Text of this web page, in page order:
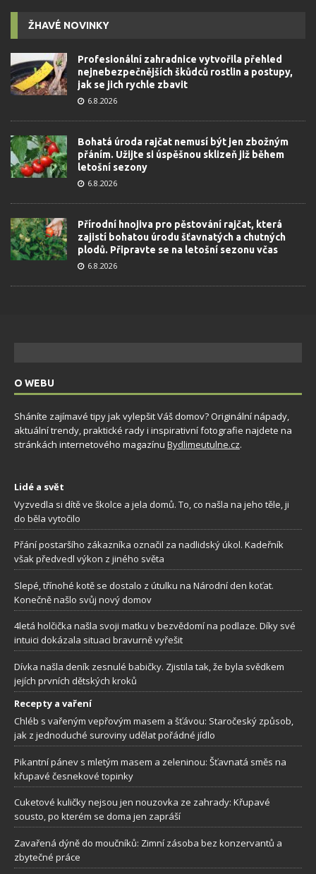
ŽHAVÉ NOVINKY
Profesionální zahradnice vytvořila přehled
nejnebezpečnějších škůdců rostlin a postupy,
jak se jich rychle zbavit
6.8.2026
Bohatá úroda rajčat nemusí být jen zbožným
přáním. Užijte si úspěšnou sklizeň již během
letošní sezony
6.8.2026
Přírodní hnojiva pro pěstování rajčat, která
zajistí bohatou úrodu šťavnatých a chutných
plodů. Připravte se na letošní sezonu včas
6.8.2026
O WEBU
Sháníte zajímavé tipy jak vylepšit Váš domov? Originální nápady,
aktuální trendy, praktické rady i inspirativní fotografie najdete na
stránkách internetového magazínu Bydlimeutulne.cz.
Lidé a svět
Vyzvedla si dítě ve školce a jela domů. To, co našla na jeho těle, ji
do běla vytočilo
Přání postaršího zákazníka označil za nadlidský úkol. Kadeřník
však předvedl výkon z jiného světa
Slepé, třínohé kotě se dostalo z útulku na Národní den koťat.
Konečně našlo svůj nový domov
4letá holčička našla svoji matku v bezvědomí na podlaze. Díky své
intuici dokázala situaci bravurně vyřešit
Dívka našla deník zesnulé babičky. Zjistila tak, že byla svědkem
jejích prvních dětských kroků
Recepty a vaření
Chléb s vařeným vepřovým masem a šťávou: Staročeský způsob,
jak z jednoduché suroviny udělat pořádné jídlo
Pikantní pánev s mletým masem a zeleninou: Šťavnatá směs na
křupavé česnekové topinky
Cuketové kuličky nejsou jen nouzovka ze zahrady: Křupavé
sousto, po kterém se doma jen zapráší
Zavařená dýně do moučníků: Zimní zásoba bez konzervantů a
zbytečné práce